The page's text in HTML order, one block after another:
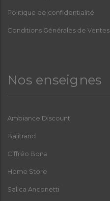
Politique de confidentialité
Conditions Générales de Ventes
Nos enseignes
Ambiance Discount
Balitrand
Ciffréo Bona
Home Store
Salica Anconetti